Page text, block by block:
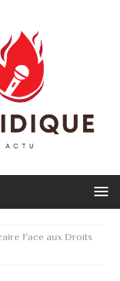
Face aux Droits